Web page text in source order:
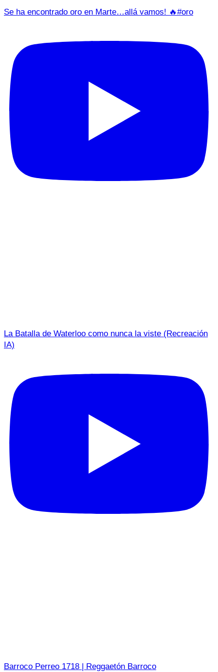
Se ha encontrado oro en Marte…allá vamos! 🔥#oro
La Batalla de Waterloo como nunca la viste (Recreación
IA)
Barroco Perreo 1718 | Reggaetón Barroco